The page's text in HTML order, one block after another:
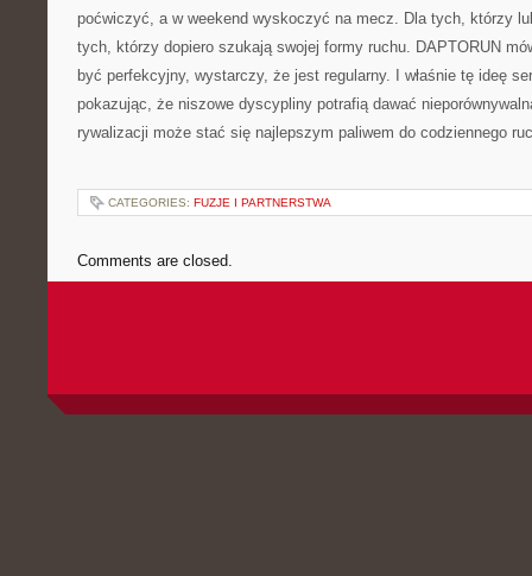
poćwiczyć, a w weekend wyskoczyć na mecz. Dla tych, którzy
tych, którzy dopiero szukają swojej formy ruchu. DAPTORUN
być perfekcyjny, wystarczy, że jest regularny. I właśnie tę ideę
pokazując, że niszowe dyscypliny potrafią dawać
rywalizacji może stać się najlepszym paliwem do codziennego
CATEGORIES: FUZJE I PARTNERSTWA
Comments are closed.